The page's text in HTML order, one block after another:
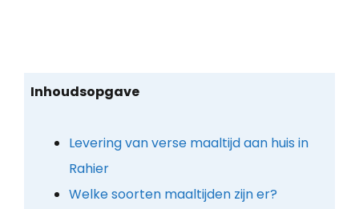
Inhoudsopgave
Levering van verse maaltijd aan huis in
Rahier
Welke soorten maaltijden zijn er?